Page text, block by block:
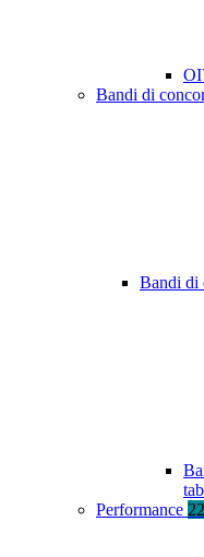
Bandi di
Bandi di
Performance 22